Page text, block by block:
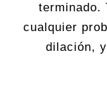
terminado.
cualquier
dilación,